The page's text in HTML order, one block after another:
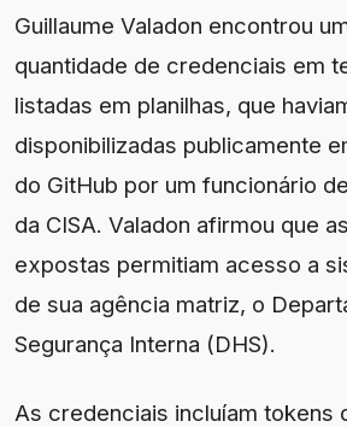
Guillaume Valadon encontrou
quantidade de credenciais em
listadas em planilhas, que
disponibilizadas publicamente
do GitHub por um funcionário
da CISA. Valadon afirmou que
expostas permitiam acesso a
de sua agência matriz, o
Segurança Interna (DHS).
As credenciais incluíam tokens